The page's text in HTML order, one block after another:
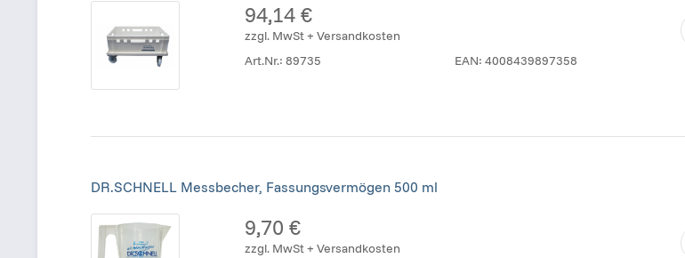
94,14 €
zzgl. MwSt + Versandkosten
Art.Nr.:89735 EAN: 4008439897358
DR.SCHNELL Messbecher, Fassungsvermögen 500 ml
9,70 €
zzgl. MwSt + Versandkosten